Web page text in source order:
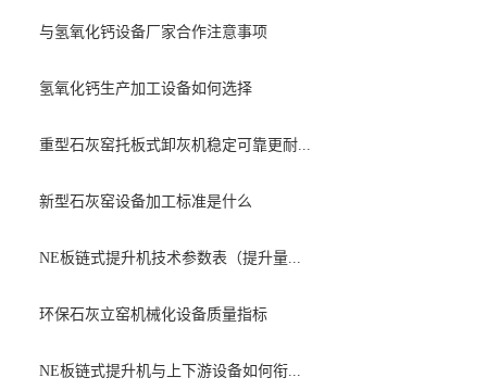
与氢氧化钙设备厂家合作注意事项
氢氧化钙生产加工设备如何选择
重型石灰窑托板式卸灰机稳定可靠更耐...
新型石灰窑设备加工标准是什么
NE板链式提升机技术参数表（提升量...
环保石灰立窑机械化设备质量指标
NE板链式提升机与上下游设备如何衔...